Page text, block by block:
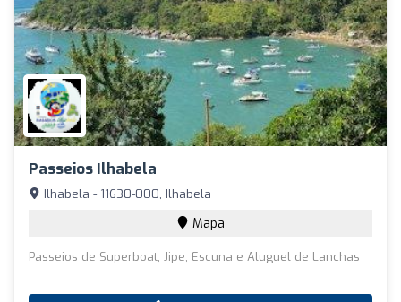
Passeios Ilhabela
Ilhabela - 11630-000, Ilhabela
Mapa
Passeios de Superboat, Jipe, Escuna e Aluguel de Lanchas